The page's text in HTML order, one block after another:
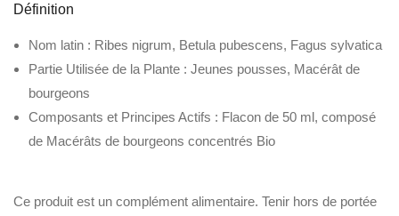
Définition
Nom latin : Ribes nigrum, Betula pubescens, Fagus sylvatica
Partie Utilisée de la Plante : Jeunes pousses, Macérât de
bourgeons
Composants et Principes Actifs : Flacon de 50 ml, composé
de Macérâts de bourgeons concentrés Bio
Ce produit est un complément alimentaire. Tenir hors de portée